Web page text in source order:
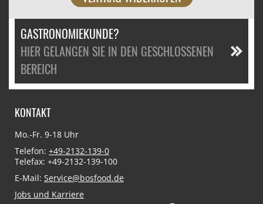
GASTRONOMIEKUNDE?
HIER GELANGEN SIE IN DEN GESCHLOSSENEN
BEREICH
KONTAKT
Mo.-Fr. 9-18 Uhr
Telefon: +49-2132-139-0
Telefax: +49-2132-139-100
E-Mail: Service@bosfood.de
Jobs und Karriere